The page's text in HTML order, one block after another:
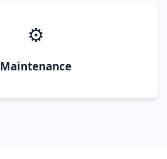
⚙️
Maintenance